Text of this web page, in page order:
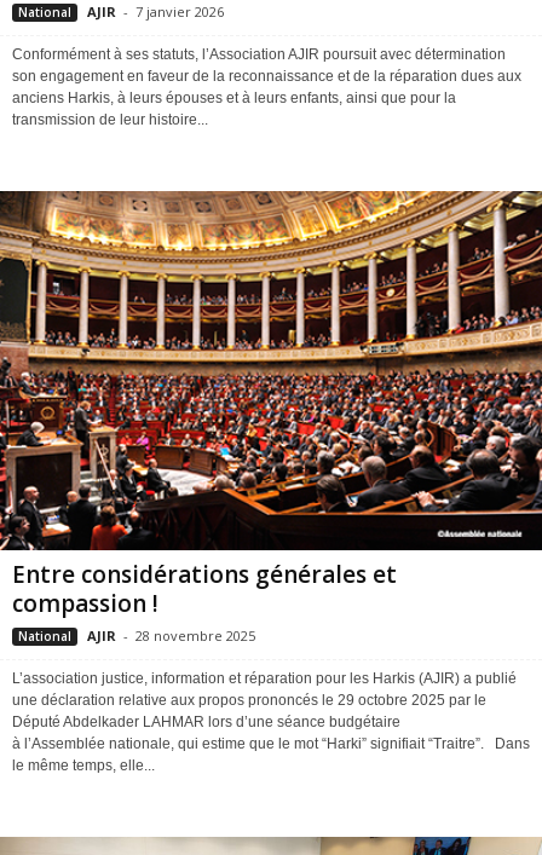
National AJIR - 7 janvier 2026
Conformément à ses statuts, l’Association AJIR poursuit avec détermination
son engagement en faveur de la reconnaissance et de la réparation dues aux
anciens Harkis, à leurs épouses et à leurs enfants, ainsi que pour la
transmission de leur histoire...
Entre considérations générales et
compassion !
National AJIR - 28 novembre 2025
L’association justice, information et réparation pour les Harkis (AJIR) a publié
une déclaration relative aux propos prononcés le 29 octobre 2025 par le
Député Abdelkader LAHMAR lors d’une séance budgétaire
à l’Assemblée nationale, qui estime que le mot “Harki” signifiait “Traitre”. Dans
le même temps, elle...